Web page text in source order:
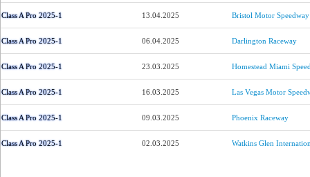
Class A Pro 2025-1 13.04.2025 Bristol Motor Speedway
Class A Pro 2025-1 06.04.2025 Darlington Raceway
Class A Pro 2025-1 23.03.2025 Homestead Miami
Class A Pro 2025-1 16.03.2025 Las Vegas Motor
Class A Pro 2025-1 09.03.2025 Phoenix Raceway
Class A Pro 2025-1 02.03.2025 Watkins Glen